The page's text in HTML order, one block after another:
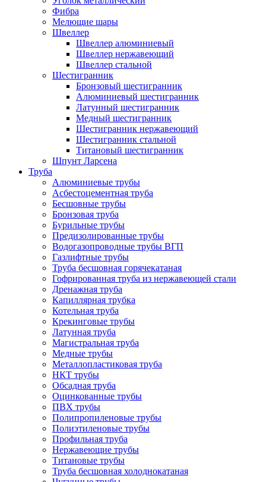
Фибра
Мелющие шары
Швеллер
Швеллер алюминиевый
Швеллер нержавеющий
Швеллер стальной
Шестигранник
Бронзовый шестигранник
Алюминиевый шестигранник
Латунный шестигранник
Медный шестигранник
Шестигранник нержавеющий
Шестигранник стальной
Титановый шестигранник
Шпунт Ларсена
Труба
Алюминиевые трубы
Асбестоцементная труба
Бесшовные трубы
Бронзовая труба
Бурильные трубы
Предизолированные трубы
Водогазопроводные трубы ВГП
Газлифтные трубы
Труба бесшовная горячекатаная
Гофрированная труба из нержавеющей стали
Дренажная труба
Капиллярная трубка
Котельная труба
Крекинговые трубы
Латунная труба
Магистральная труба
Медные трубы
Металлопластиковая труба
НКТ трубы
Обсадная труба
Оцинкованные трубы
ПВХ трубы
Полипропиленовые трубы
Полиэтиленовые трубы
Профильная труба
Нержавеющие трубы
Титановые трубы
Труба бесшовная холоднокатаная